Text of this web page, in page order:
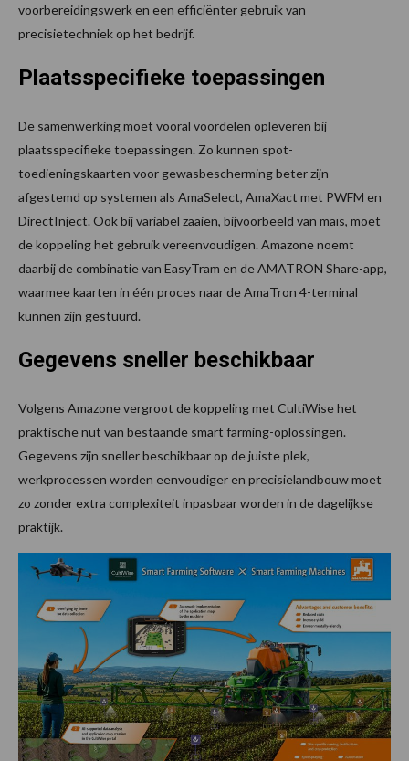
voorbereidingswerk en een efficiënter gebruik van
precisietechniek op het bedrijf.
Plaatsspecifieke toepassingen
De samenwerking moet vooral voordelen opleveren bij
plaatsspecifieke toepassingen. Zo kunnen spot-
toedieningskaarten voor gewasbescherming beter zijn
afgestemd op systemen als AmaSelect, AmaXact met PWFM en
DirectInject. Ook bij variabel zaaien, bijvoorbeeld van maïs, moet
de koppeling het gebruik vereenvoudigen. Amazone noemt
daarbij de combinatie van EasyTram en de AMATRON Share-app,
waarmee kaarten in één proces naar de AmaTron 4-terminal
kunnen zijn gestuurd.
Gegevens sneller beschikbaar
Volgens Amazone vergroot de koppeling met CultiWise het
praktische nut van bestaande smart farming-oplossingen.
Gegevens zijn sneller beschikbaar op de juiste plek,
werkprocessen worden eenvoudiger en precisielandbouw moet
zo zonder extra complexiteit inpasbaar worden in de dagelijkse
praktijk.